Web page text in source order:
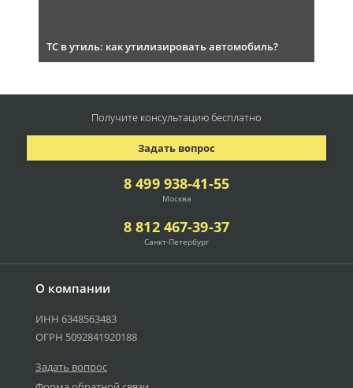
ТС в утиль: как утилизировать автомобиль?
О компании
ИНН 6348563483
ОГРН 5092841920188
Задать вопрос
8 499 938-41-55
Москва
8 812 467-39-37
Санкт-Петербург
Задать вопрос
Получите консультациюбесплатно